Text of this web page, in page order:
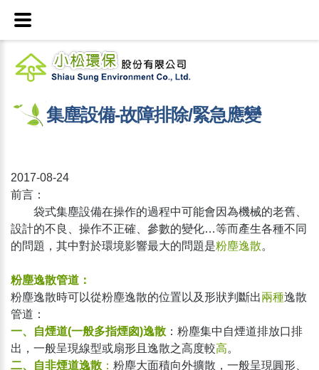
集塵設備-故障排除/緊急應變
2017-08-24
前言：
袋式集塵設備在操作的過程中可能會因為機械的老舊、
設計的不良、操作不正確、參數的變化…等而產生各種不同
的問題，其中對於環境影響最大的問題是粉塵逸散。
粉塵逸散管道：
粉塵逸散時可以從粉塵逸散的位置以及形狀判斷出兩種逸散
管道：
一、自煙道(一般多指煙囪)逸散 ：粉塵集中自煙道排放口排
出，一般呈現線型或扇形且逸散之高度較高。
二、自非煙道逸散 ： 粉塵大面積向外擴散，一般呈現圓形、